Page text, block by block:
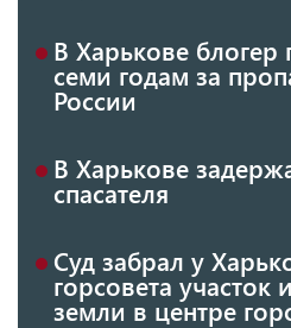
В Харькове блогер
семи годам за
России
В Харькове
спасателя
Суд забрал у
горсовета участок
земли в центре